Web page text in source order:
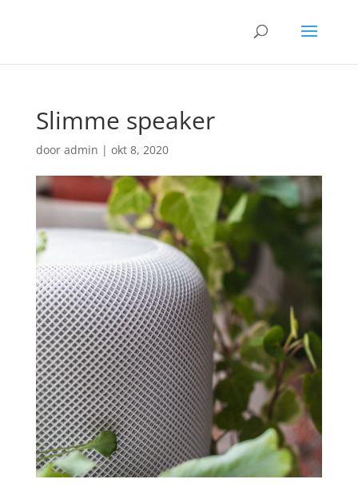
Slimme speaker
door admin | okt 8, 2020